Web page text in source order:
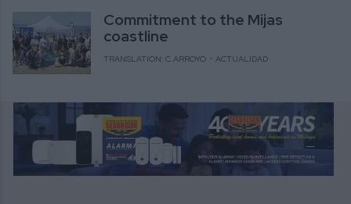
Commitment to the Mijas
coastline
TRANSLATION: C.ARROYO ACTUALIDAD